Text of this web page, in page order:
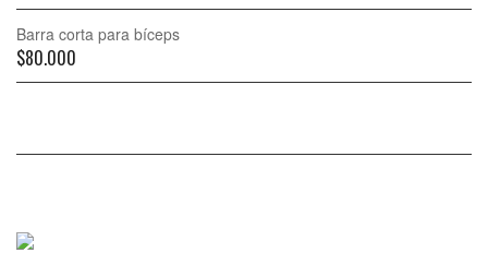
Barra corta para bíceps
$80.000